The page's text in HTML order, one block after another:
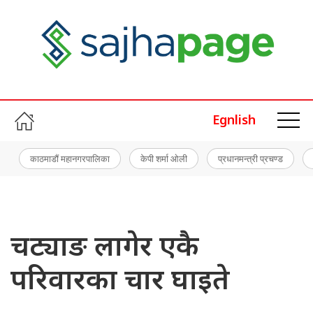
Egnlish
काठमाडौं महानगरपालिका केपी शर्मा ओली प्रधानमन्त्री प्रचण्ड
चट्याङ लागेर एकै
परिवारका चार घाइते